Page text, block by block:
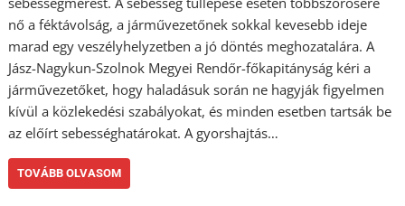
nő a féktávolság, a járművezetőnek sokkal kevesebb ideje
marad egy veszélyhelyzetben a jó döntés meghozatalára. A
Jász-Nagykun-Szolnok Megyei Rendőr-főkapitányság kéri a
járművezetőket, hogy haladásuk során ne hagyják figyelmen
kívül a közlekedési szabályokat, és minden esetben tartsák be
az előírt sebességhatárokat. A gyorshajtás…
TOVÁBB OLVASOM